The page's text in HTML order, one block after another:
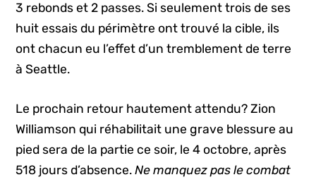
3 rebonds et 2 passes. Si seulement trois de ses
huit essais du périmètre ont trouvé la cible, ils
ont chacun eu l’effet d’un tremblement de terre
à Seattle.
Le prochain retour hautement attendu? Zion
Williamson qui réhabilitait une grave blessure au
pied sera de la partie ce soir, le 4 octobre, après
518 jours d’absence.Ne manquez pas le combat